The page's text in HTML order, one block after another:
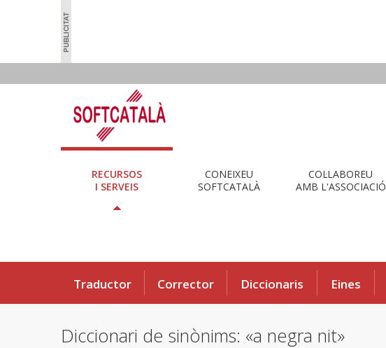
RECURSOS
I SERVEIS
CONEIXEU
SOFTCATALÀ
COL·LABOREU
AMB L'ASSOCIACIÓ
Traductor Corrector Diccionaris Eines
Diccionari de sinònims: «a negra nit»